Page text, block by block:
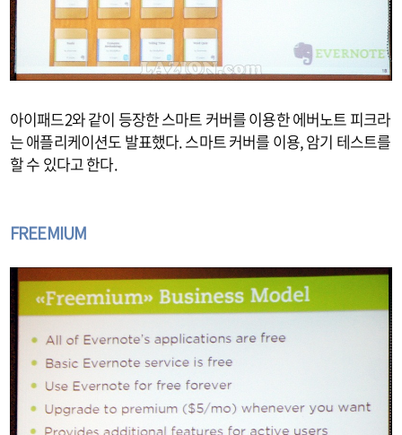
아이패드2와 같이 등장한 스마트 커버를 이용한 에버노트 피크라
는 애플리케이션도 발표했다. 스마트 커버를 이용, 암기 테스트를
할 수 있다고 한다.
FREEMIUM